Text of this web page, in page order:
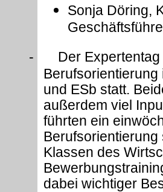
Sonja Döring,
-
Der
und ESb statt.
außerdem viel
führten ein
Klassen des
dabei wichtiger